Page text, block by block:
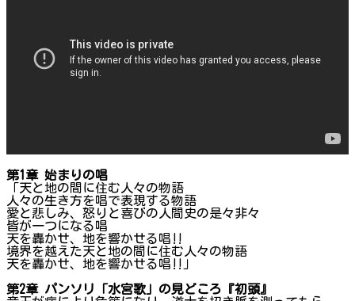
第1章 始まりの唱
「天と地の間に住む人々の物語
人々の生き方を唱で表現する物語
愛と悲しみ、怒りと喜びの人間史の是々非々
皆が一つになる唱
天を轟かせ、地を響かせる唱‼
境界を越えた天と地の間に住む人々の物語
天を轟かせ、地を響かせる唱‼」
第2章 パンソリ「水宮歌」の見どころ『初頭』